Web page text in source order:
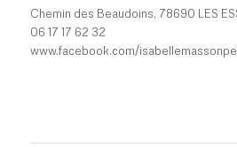
Chemin des Beaudoins, 78690 LES
06 17 17 62 32
www.facebook.com/